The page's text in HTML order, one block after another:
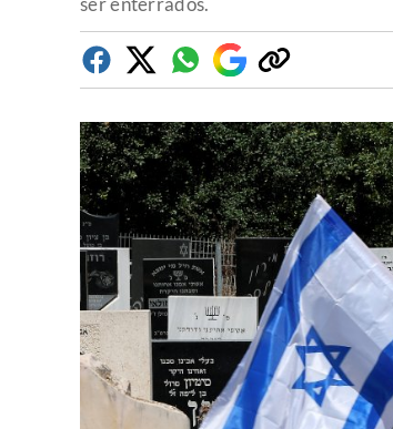
Facebook
TwitterWhatsapp
Google
Discover
Copiar
enlace